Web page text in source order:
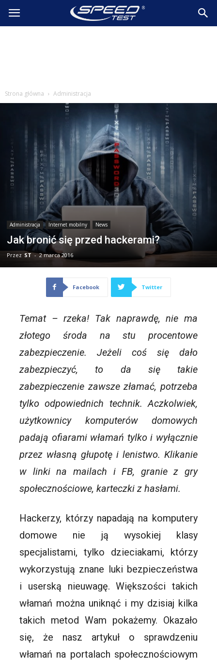
SpeedTest.pl
Strona główna Administracja
Administracja Internet mobilny News
Jak bronić się przed hackerami?
Przez ST - 2 marca 2016
Facebook Twitter
Temat – rzeka! Tak naprawdę, nie ma
złotego środa na stu procentowe
zabezpieczenie. Jeżeli coś się dało
zabezpieczyć, to da się takie
zabezpieczenie zawsze złamać, potrzeba
tylko odpowiednich technik. Aczkolwiek,
użytkownicy komputerów domowych
padają ofiarami włamań tylko i wyłącznie
przez własną głupotę i lenistwo. Klikanie
w linki na mailach i FB, granie z gry
społecznościowe, karteczki z hasłami.
Hackerzy, którzy napadają na komputery
domowe nie ją wysokiej klasy
specjalistami, tylko dzieciakami, którzy
wykorzystują znane luki bezpieczeństwa
i userską nieuwagę. Większości takich
włamań można uniknąć i my dzisiaj kilka
takich metod Wam pokażemy. Okazało
się, że nasz artykuł o sprawdzeniu
włamań na portalach społecznościowym